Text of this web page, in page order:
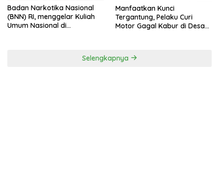
Badan Narkotika Nasional
(BNN) RI, menggelar Kuliah
Umum Nasional di
Manfaatkan Kunci
Tergantung, Pelaku Curi
Motor Gagal Kabur di Desa
Selengkapnya